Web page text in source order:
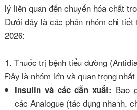
lý liên quan đến chuyển hóa chất
Dưới đây là các phân nhóm chi tiết
2026:
1. Thuốc trị bệnh tiểu đường
Đây là nhóm lớn và quan trọng
Insulin và các dẫn xuất: Bao
các Analogue (tác dụng nhanh,